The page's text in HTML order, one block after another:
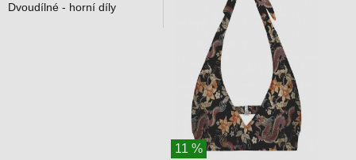
11 %
Dvoudílné - horní díly